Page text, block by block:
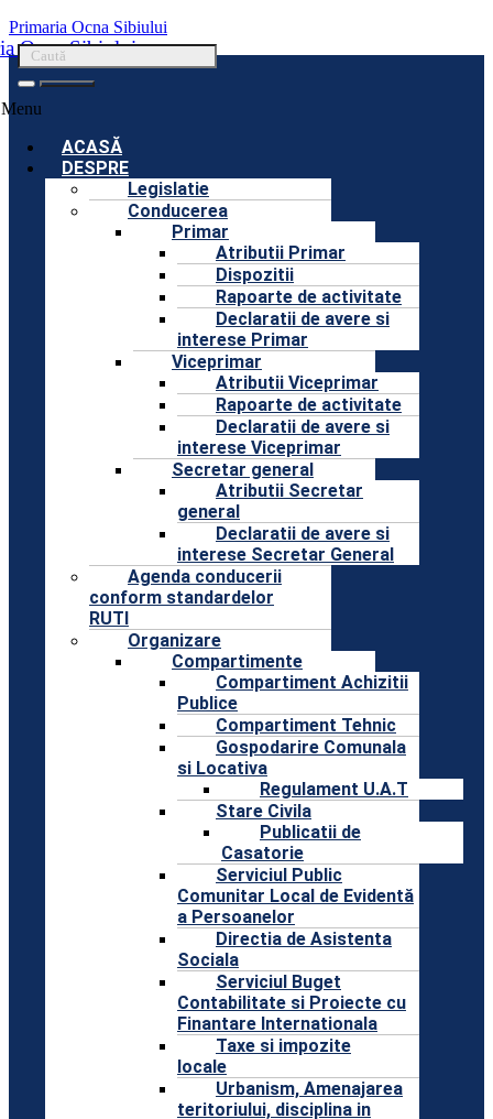
Primaria Ocna Sibiului
Ocna Sibiului
Menu
ACASĂ
DESPRE
Legislatie
Conducerea
Primar
Atributii Primar
Dispozitii
Rapoarte de activitate
Declaratii de avere si
interese Primar
Viceprimar
Atributii Viceprimar
Rapoarte de activitate
Declaratii de avere si
interese Viceprimar
Secretar general
Atributii Secretar
general
Declaratii de avere si
interese Secretar General
Agenda conducerii
conform standardelor
RUTI
Organizare
Compartimente
Compartiment Achizitii
Publice
Compartiment Tehnic
Gospodarire Comunala
si Locativa
Regulament U.A.T
Stare Civila
Publicatii de
Casatorie
Serviciul Public
Comunitar Local de Evidentă
a Persoanelor
Directia de Asistenta
Sociala
Serviciul Buget
Contabilitate si Proiecte cu
Finantare Internationala
Taxe si impozite
locale
Urbanism, Amenajarea
teritoriului, disciplina in